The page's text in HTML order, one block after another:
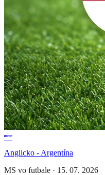
Anglicko - Argentína
MS vo futbale · 15. 07. 2026